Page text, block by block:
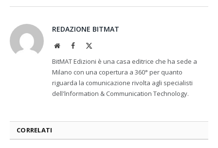
REDAZIONE BITMAT
WebsiteFacebook
BitMAT Edizioni è una casa editrice che ha sede a
Milano con una copertura a 360° per quanto
riguarda la comunicazione rivolta agli specialisti
dell'lnformation & Communication Technology.
CORRELATI